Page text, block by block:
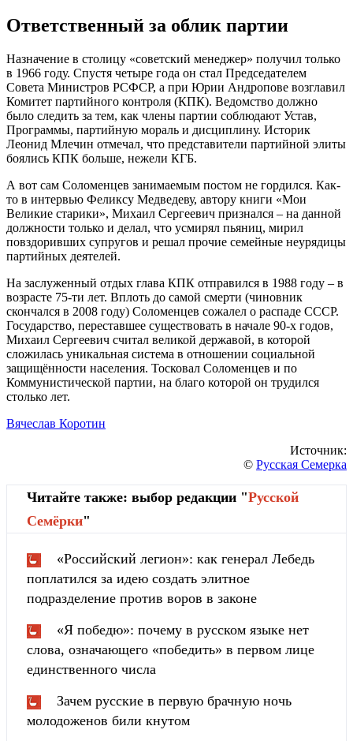
Ответственный за облик партии
Назначение в столицу «советский менеджер» получил только
в 1966 году. Спустя четыре года он стал Председателем
Совета Министров РСФСР, а при Юрии Андропове возглавил
Комитет партийного контроля (КПК). Ведомство должно
было следить за тем, как члены партии соблюдают Устав,
Программы, партийную мораль и дисциплину. Историк
Леонид Млечин отмечал, что представители партийной элиты
боялись КПК больше, нежели КГБ.
А вот сам Соломенцев занимаемым постом не гордился. Как-
то в интервью Феликсу Медведеву, автору книги «Мои
Великие старики», Михаил Сергеевич признался – на данной
должности только и делал, что усмирял пьяниц, мирил
повздоривших супругов и решал прочие семейные неурядицы
партийных деятелей.
На заслуженный отдых глава КПК отправился в 1988 году – в
возрасте 75-ти лет. Вплоть до самой смерти (чиновник
скончался в 2008 году) Соломенцев сожалел о распаде СССР.
Государство, переставшее существовать в начале 90-х годов,
Михаил Сергеевич считал великой державой, в которой
сложилась уникальная система в отношении социальной
защищённости населения. Тосковал Соломенцев и по
Коммунистической партии, на благо которой он трудился
столько лет.
Вячеслав Коротин
Источник:
© Русская Семерка
Читайте также: выбор редакции "Русской
Cемёрки"
«Российский легион»: как генерал Лебедь
поплатился за идею создать элитное
подразделение против воров в законе
«Я победю»: почему в русском языке нет
слова, означающего «победить» в первом лице
единственного числа
Зачем русские в первую брачную ночь
молодоженов били кнутом